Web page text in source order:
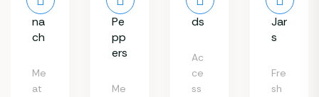
Me
at
Me
Ac
ce
ss
Fre
sh